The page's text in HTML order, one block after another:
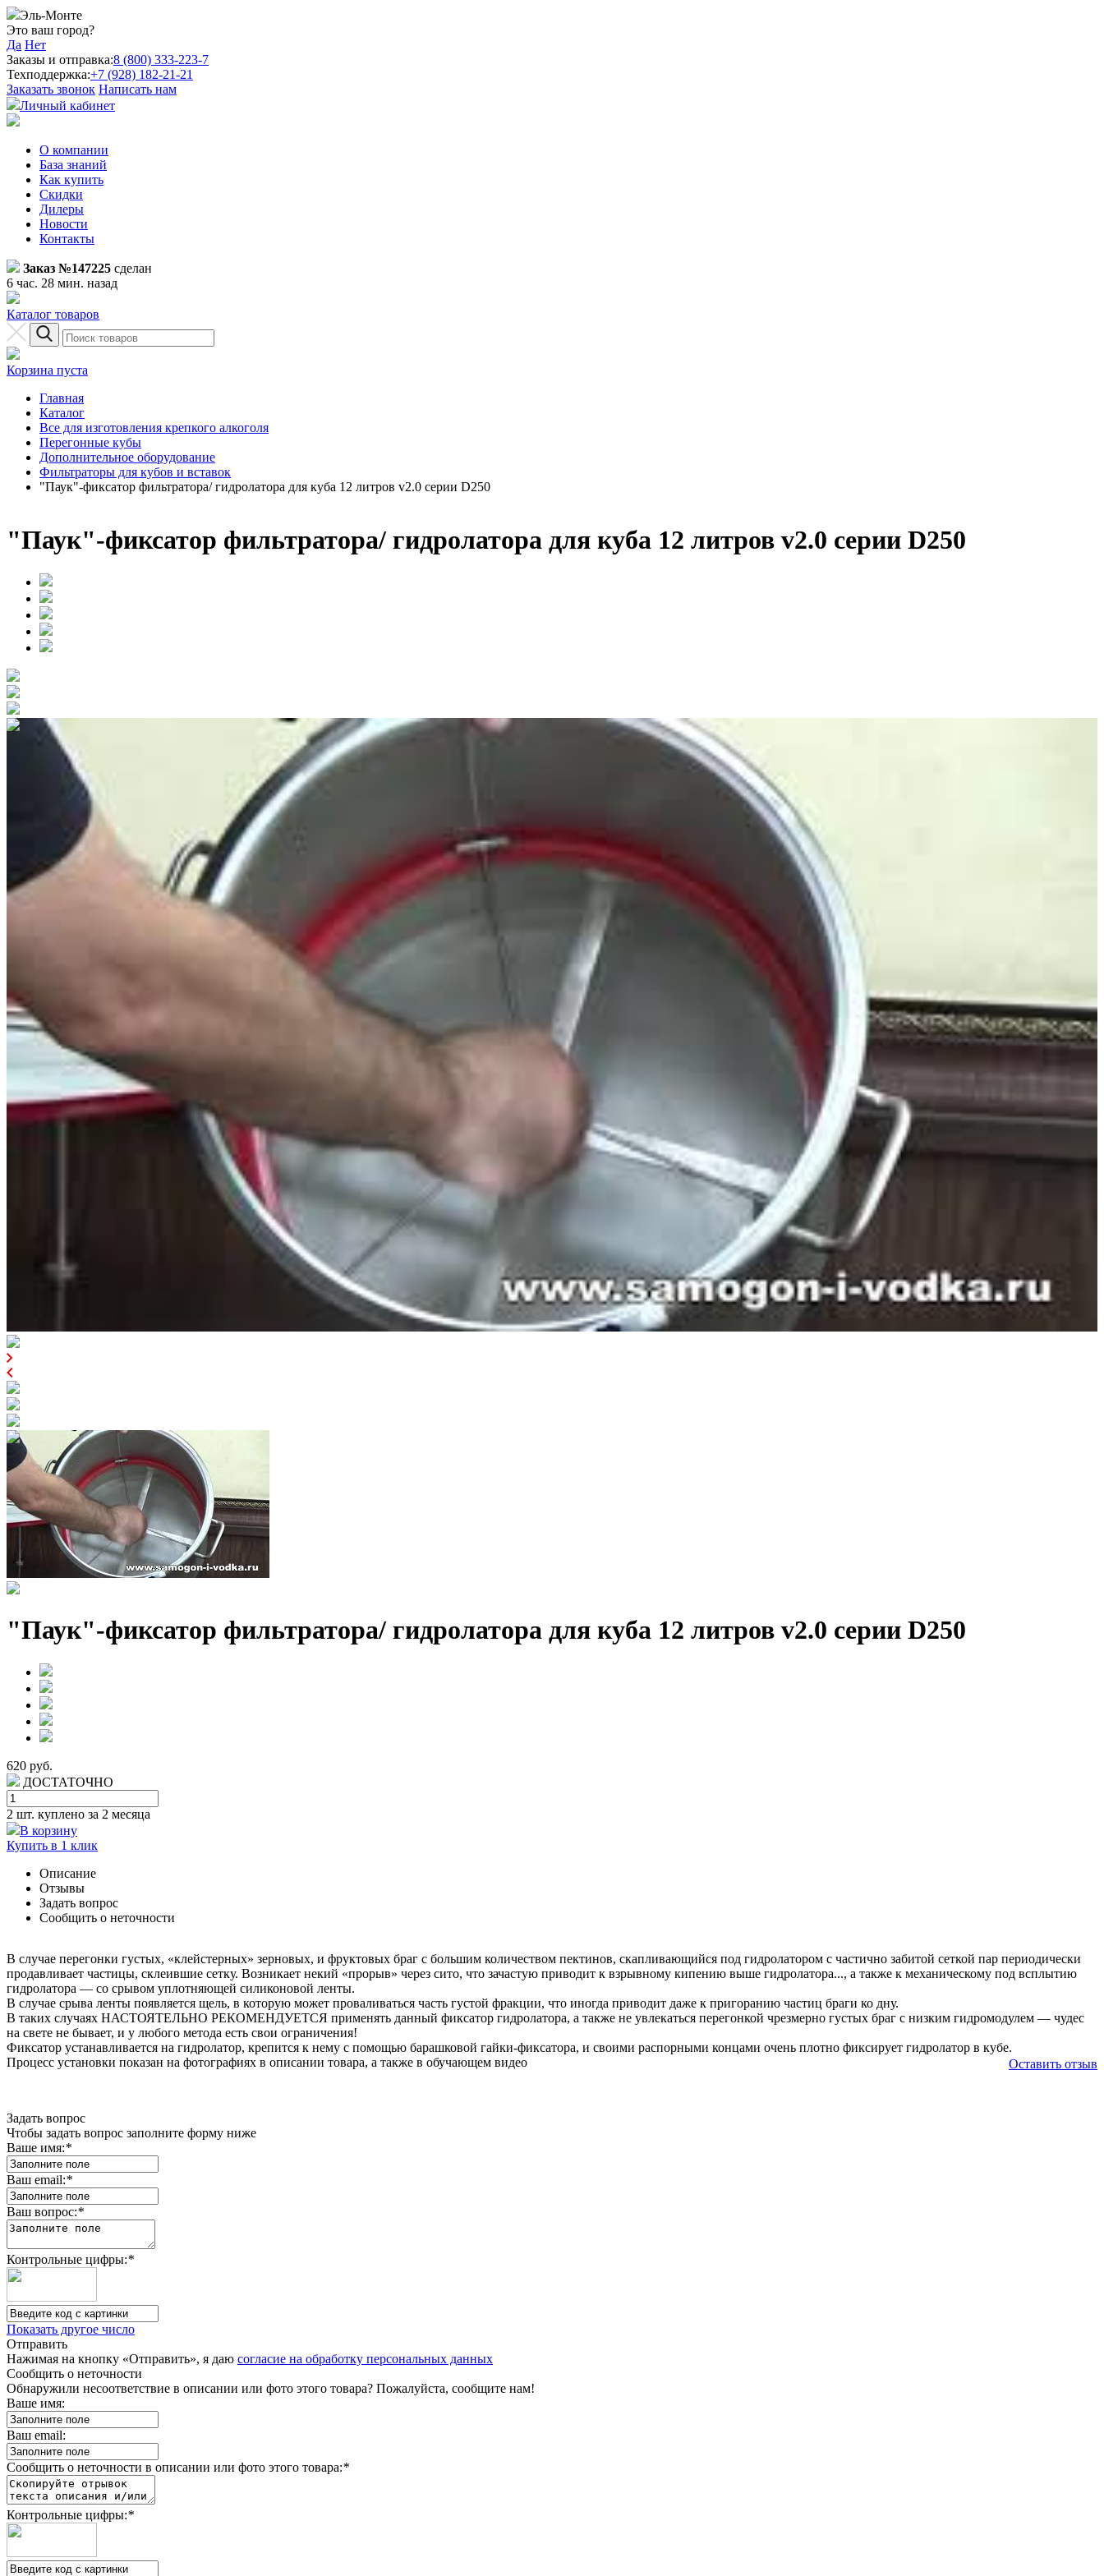
Эль-Монте
Это ваш город?
Да Нет
Заказы и отправка:8 (800) 333-223-7
Техподдержка:+7 (928) 182-21-21
Заказать звонок Написать нам
Личный кабинет
О компании
База знаний
Как купить
Скидки
Дилеры
Новости
Контакты
Заказ №147225 сделан
6 час. 28 мин. назад
Каталог товаров
Корзина пуста
Главная
Каталог
Все для изготовления крепкого алкоголя
Перегонные кубы
Дополнительное оборудование
Фильтраторы для кубов и вставок
"Паук"-фиксатор фильтратора/ гидролатора для куба 12 литров v2.0 серии D250
"Паук"-фиксатор фильтратора/ гидролатора для куба 12 литров v2.0 серии D250
"Паук"-фиксатор фильтратора/ гидролатора для куба 12 литров v2.0 серии D250
620 руб.
ДОСТАТОЧНО
2 шт. куплено за 2 месяца
В корзину
Купить в 1 клик
Описание
Отзывы
Задать вопрос
Сообщить о неточности
В случае перегонки густых, «клейстерных» зерновых, и фруктовых браг с большим количеством пектинов, скапливающийся под гидролатором с частично забитой сеткой пар периодически
продавливает частицы, склеившие сетку. Возникает некий «прорыв» через сито, что зачастую приводит к взрывному кипению выше гидролатора..., а также к механическому под всплытию
гидролатора — со срывом уплотняющей силиконовой ленты.
В случае срыва ленты появляется щель, в которую может проваливаться часть густой фракции, что иногда приводит даже к пригоранию частиц браги ко дну.
В таких случаях НАСТОЯТЕЛЬНО РЕКОМЕНДУЕТСЯ применять данный фиксатор гидролатора, а также не увлекаться перегонкой чрезмерно густых браг с низким гидромодулем — чудес
на свете не бывает, и у любого метода есть свои ограничения!
Фиксатор устанавливается на гидролатор, крепится к нему с помощью барашковой гайки-фиксатора, и своими распорными концами очень плотно фиксирует гидролатор в кубе.
Процесс установки показан на фотографиях в описании товара, а также в обучающем видео
Оставить отзыв
Задать вопрос
Чтобы задать вопрос заполните форму ниже
Ваше имя:*
Ваш email:*
Ваш вопрос:*
Контрольные цифры:*
Показать другое число
Отправить
Нажимая на кнопку «Отправить», я даю согласие на обработку персональных данных
Сообщить о неточности
Обнаружили несоответствие в описании или фото этого товара? Пожалуйста, сообщите нам!
Ваше имя:
Ваш email:
Сообщить о неточности в описании или фото этого товара:*
Контрольные цифры:*